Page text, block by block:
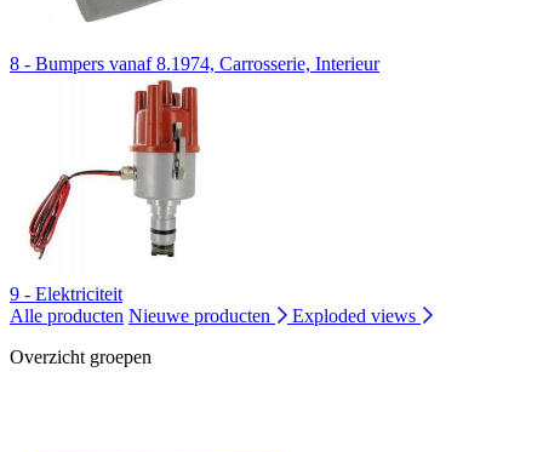
8 - Bumpers vanaf 8.1974, Carrosserie, Interieur
9 - Elektriciteit
Alle producten Nieuwe producten
Exploded views
Overzicht groepen